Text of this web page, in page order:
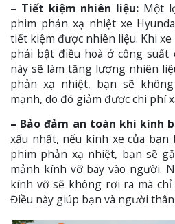
– Tiết kiệm nhiên liệu: Một
phim phản xạ nhiệt xe
tiết kiệm được nhiên liệu. Khi
phải bật điều hoà ở công suất
này sẽ làm tăng lượng nhiên
phản xạ nhiệt, bạn sẽ
mạnh, do đó giảm được chi phí
– Bảo đảm an toàn khi kính
xấu nhất, nếu kính xe của bạn
phim phản xạ nhiệt, bạn sẽ
mảnh kính vỡ bay vào người.
kính vỡ sẽ không rơi ra mà
Điều này giúp bạn và người